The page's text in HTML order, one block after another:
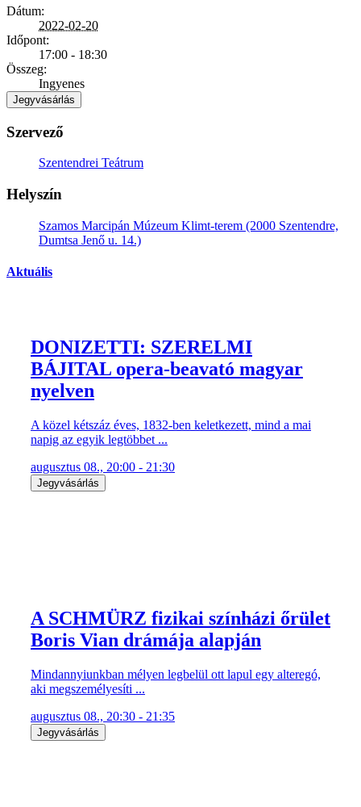
Dátum:
2022-02-20
Időpont:
17:00 - 18:30
Összeg:
Ingyenes
Jegyvásárlás
Szervező
Szentendrei Teátrum
Helyszín
Szamos Marcipán Múzeum Klimt-terem (2000 Szentendre,
Dumtsa Jenő u. 14.)
Aktuális
DONIZETTI: SZERELMI
BÁJITAL opera-beavató magyar
nyelven
A közel kétszáz éves, 1832-ben keletkezett, mind a mai
napig az egyik legtöbbet ...
augusztus 08., 20:00 - 21:30
Jegyvásárlás
A SCHMÜRZ fizikai színházi őrület
Boris Vian drámája alapján
Mindannyiunkban mélyen legbelül ott lapul egy alteregó,
aki megszemélyesíti ...
augusztus 08., 20:30 - 21:35
Jegyvásárlás